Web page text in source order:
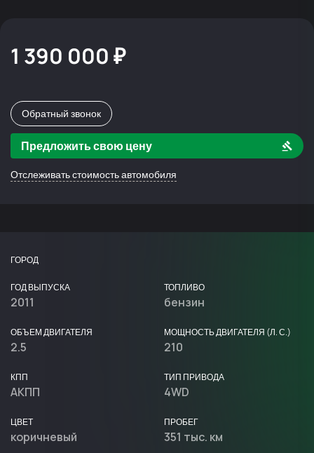
1 390 000 ₽
Обратный звонок
Предложить свою цену
Отслеживать стоимость автомобиля
ГОРОД
ГОД ВЫПУСКА
2011
ТОПЛИВО
бензин
ОБЪЕМ ДВИГАТЕЛЯ
2.5
МОЩНОСТЬ ДВИГАТЕЛЯ (Л. С.)
210
КПП
АКПП
ТИП ПРИВОДА
4WD
ЦВЕТ
коричневый
ПРОБЕГ
351 тыс. км